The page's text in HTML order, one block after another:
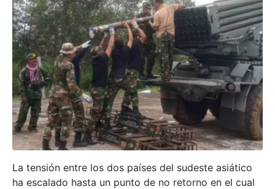
La tensión entre los dos países del sudeste asiático
ha escalado hasta un punto de no retorno en el cual